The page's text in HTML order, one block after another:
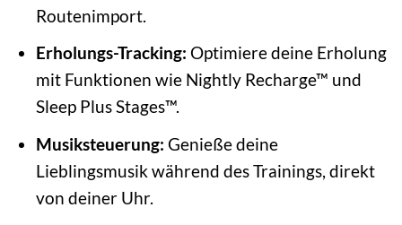
Routenimport.
Erholungs-Tracking: Optimiere deine Erholung
mit Funktionen wie Nightly Recharge™ und
Sleep Plus Stages™.
Musiksteuerung: Genieße deine
Lieblingsmusik während des Trainings, direkt
von deiner Uhr.